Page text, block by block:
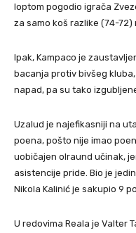
loptom pogodio igrača
za samo koš razlike (74-
Ipak, Kampaco je
bacanja protiv bivšeg
napad, pa su tako
Uzalud je najefikasniji na
poena, pošto nije imao
uobičajen olraund učinak,
asistencije pride. Bio je
Nikola Kalinić je sakupio 9
U redovima Reala je Valter